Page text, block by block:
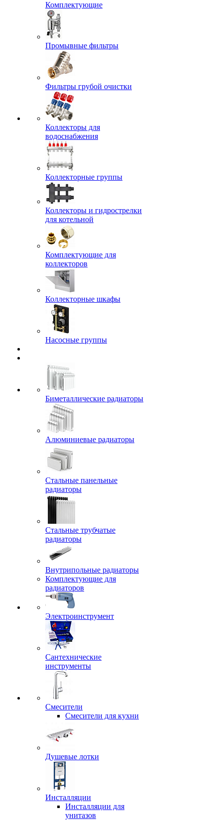
Комплектующие
Промывные фильтры
Фильтры грубой очистки
Коллекторы для
водоснабжения
Коллекторные группы
Коллекторы и гидрострелки
для котельной
Комплектующие для
коллекторов
Коллекторные шкафы
Насосные группы
Биметаллические радиаторы
Алюминиевые радиаторы
Стальные панельные
радиаторы
Стальные трубчатые
радиаторы
Внутрипольные радиаторы
Комплектующие для
радиаторов
Электроинструмент
Сантехнические
инструменты
Смесители
Смесители для кухни
Душевые лотки
Инсталляции
Инсталляции для
унитазов